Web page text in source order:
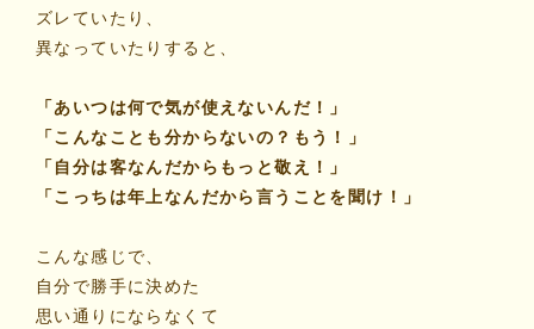
ズレていたり、
異なっていたりすると、
「あいつは何で気が使えないんだ！」
「こんなことも分からないの？もう！」
「自分は客なんだからもっと敬え！」
「こっちは年上なんだから言うことを聞け！」
こんな感じで、
自分で勝手に決めた
思い通りにならなくて